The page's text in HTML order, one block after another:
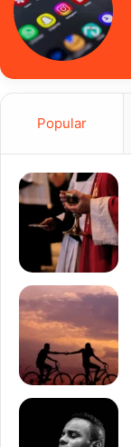
Popular